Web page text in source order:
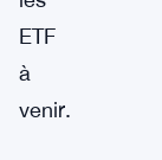
ETF
à
venir.